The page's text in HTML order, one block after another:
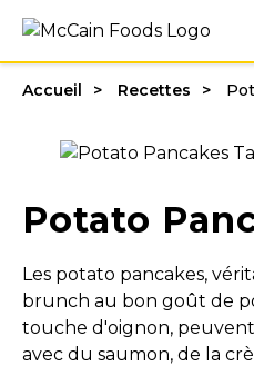
Accueil Recettes
Potato
Les potato pancakes,
brunch au bon goût de
touche d'oignon,
avec du saumon, de la